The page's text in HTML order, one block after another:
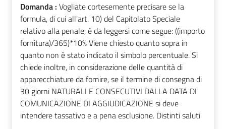
Domanda : Vogliate cortesemente precisare se la
formula, di cui all'art. 10) del Capitolato Speciale
relativo alla penale, è da leggersi come segue: ((importo
fornitura)/365)*10% Viene chiesto quanto sopra in
quanto non è stato indicato il simbolo percentuale. Si
chiede inoltre, in considerazione delle quantità di
apparecchiature da fornire, se il termine di consegna di
30 giorni NATURALI E CONSECUTIVI DALLA DATA DI
COMUNICAZIONE DI AGGIUDICAZIONE si deve
intendere tassativo e a pena esclusione. Distinti saluti